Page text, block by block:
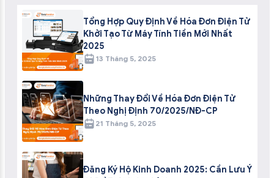
Tổng Hợp Quy Định Về Hóa Đơn Điện Tử
Khởi Tạo Từ Máy Tính Tiền Mới Nhất
2025
13 Tháng 5, 2025
Những Thay Đổi Về Hóa Đơn Điện Tử
Theo Nghị Định 70/2025/NĐ-CP
21 Tháng 5, 2025
Đăng Ký Hộ Kinh Doanh 2025: Cần Lưu Ý